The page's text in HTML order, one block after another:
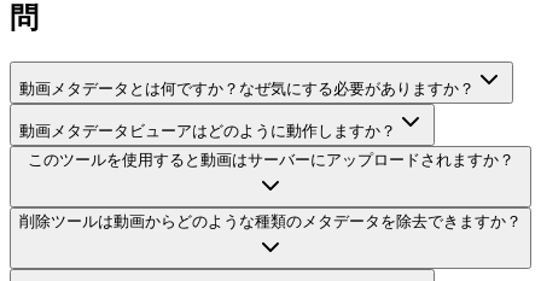
問
動画メタデータとは何ですか？なぜ気にする必要がありますか？
動画メタデータビューアはどのように動作しますか？
このツールを使用すると動画はサーバーにアップロードされますか？
削除ツールは動画からどのような種類のメタデータを除去できますか？